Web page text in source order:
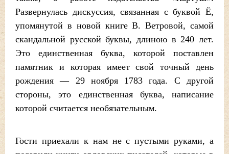
Развернулась дискуссия, связанная с буквой Ё,
упомянутой в новой книге В. Ветровой, самой
скандальной русской буквы, длиною в 240 лет.
Это единственная буква, которой поставлен
памятник и которая имеет свой точный день
рождения — 29 ноября 1783 года. С другой
стороны, это единственная буква, написание
которой считается необязательным.
Гости приехали к нам не с пустыми руками, а